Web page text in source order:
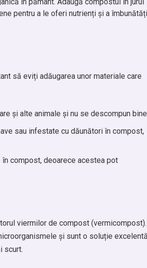
pentru a le oferi nutrienți și a îmbunătăți
să eviți adăugarea unor materiale care
și alte animale și nu se descompun
sau infestate cu dăunători în compost,
compost, deoarece acestea pot
viermilor de compost (vermicompost).
și sunt o soluție
scurt.